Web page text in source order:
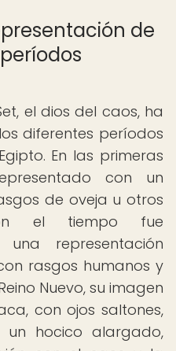
de
el dios del caos, ha
diferentes períodos
En las primeras
con un
de oveja u otros
el tiempo fue
una representación
rasgos humanos y
Nuevo, su imagen
con ojos saltones,
hocico alargado,